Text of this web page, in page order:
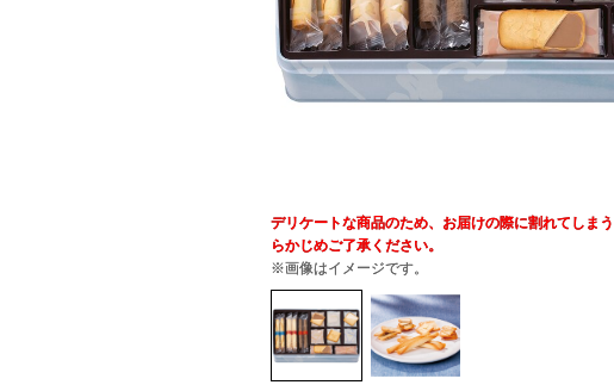
デリケートな商品のため、お届けの際に割れてしま
らかじめご了承ください。
※画像はイメージです。